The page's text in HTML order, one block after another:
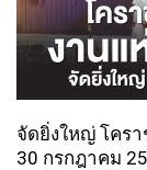
จัดยิ่งใหญ่ โครา
30 กรกฎาคม